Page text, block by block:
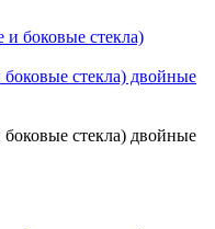
стекла) двойные
стекла) двойные